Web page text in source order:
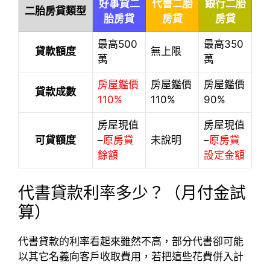
二胎房貸類型
好事貸二
胎房貸
代書二胎
房貸
銀行二胎
房貸
貸款額度
最高500
萬
無上限
最高350
萬
貸款成數
房屋鑑價
110%
房屋鑑價
110%
房屋鑑價
90%
可貸額度
房屋現值
–原房貸
餘額
未說明
房屋現值
–原房貸
設定金額
代書貸款利率多少？（月付金試
算）
代書貸款的利率看起來雖然不高，部分代書卻可能
以其它名義向客戶收取費用，若把這些花費併入計